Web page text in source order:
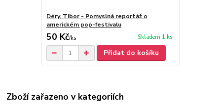
Déry, Tibor - Pomyslná reportáž o
americkém pop-festivalu
50 Kč/ks Skladem 1 ks
Přidat do košíku
Zboží zařazeno v kategoriích